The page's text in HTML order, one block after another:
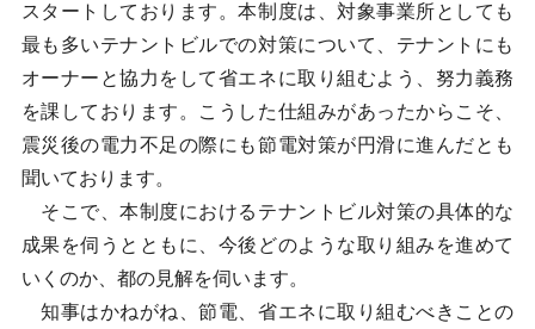
スタートしております。本制度は、対象事業所としても
最も多いテナントビルでの対策について、テナントにも
オーナーと協力をして省エネに取り組むよう、努力義務
を課しております。こうした仕組みがあったからこそ、
震災後の電力不足の際にも節電対策が円滑に進んだとも
聞いております。
そこで、本制度におけるテナントビル対策の具体的な
成果を伺うとともに、今後どのような取り組みを進めて
いくのか、都の見解を伺います。
知事はかねがね、節電、省エネに取り組むべきことの